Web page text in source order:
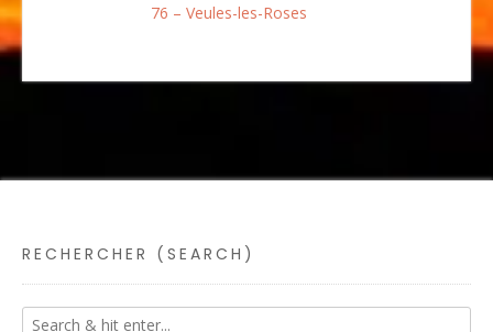
76 – Veules-les-Roses
RECHERCHER (SEARCH)